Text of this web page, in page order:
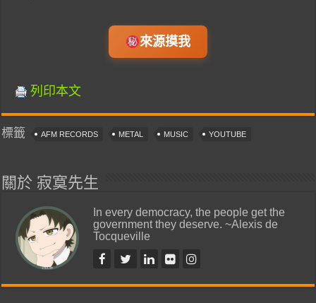
來源摸我
列印本文
標籤 AFM RECORDS METAL MUSIC YOUTUBE
關於 寂寞先生
In every democracy, the people get the
government they deserve. ~Alexis de
Tocqueville